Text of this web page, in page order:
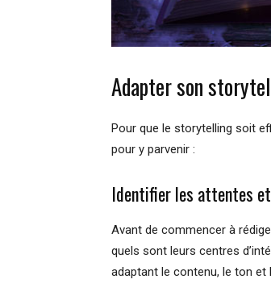
Adapter son
Pour que le storytelling soit
pour y parvenir :
Identifier les attentes
Avant de commencer à
quels sont leurs centres
adaptant le contenu, le ton